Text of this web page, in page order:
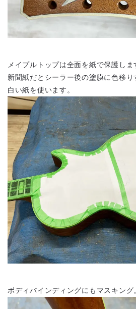
メイプルトップは全面を紙で保護しま
新聞紙だとシーラー後の塗膜に色移り
白い紙を使います。
ボディバインディングにもマスキング